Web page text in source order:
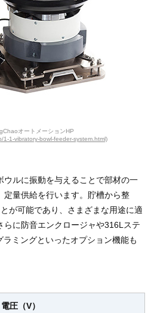
オートメーションHP
1-vibratory-bowl-feeder-system.html)
ウルに振動を与えることで部材の一
定量供給を行います。貯槽から整
が可能であり、さまざまな用途に適
らに防音エンクロージャや316Lステ
ミングといったオプション機能も
電圧（V）